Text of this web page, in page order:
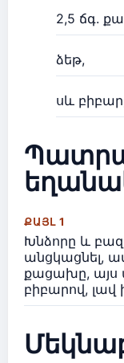
2,5 ճգ.
ձեթ,
սև
ՔԱՅԼ 1
Խնձորը և
անցկացնել,
քացախը, այս
բիբարով, լավ